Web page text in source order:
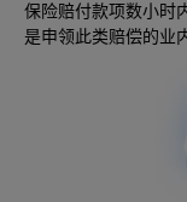
保险赔付款项数小时
是申领此类赔偿的业